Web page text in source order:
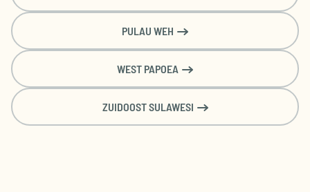
PULAU WEH
WEST PAPOEA
ZUIDOOST SULAWESI